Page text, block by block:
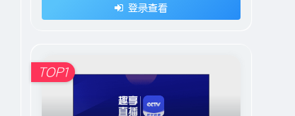
登录查看
TOP1